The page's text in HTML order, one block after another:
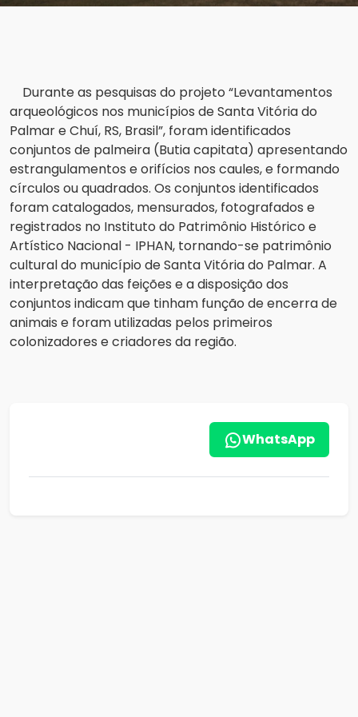
Durante as pesquisas do projeto “Levantamentos
arqueológicos nos municípios de Santa Vitória do
Palmar e Chuí, RS, Brasil”, foram identificados
conjuntos de palmeira (Butia capitata) apresentando
estrangulamentos e orifícios nos caules, e formando
círculos ou quadrados. Os conjuntos identificados
foram catalogados, mensurados, fotografados e
registrados no Instituto do Patrimônio Histórico e
Artístico Nacional - IPHAN, tornando-se patrimônio
cultural do município de Santa Vitória do Palmar. A
interpretação das feições e a disposição dos
conjuntos indicam que tinham função de encerra de
animais e foram utilizadas pelos primeiros
colonizadores e criadores da região.
WhatsApp